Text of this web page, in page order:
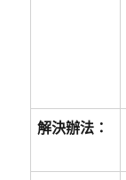
解決辦法：